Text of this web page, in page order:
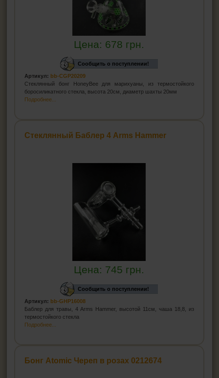
Цена: 678 грн.
Сообщить о поступлении!
Артикул: bb-CGP20209
Стеклянный бонг HoneyBee для марихуаны, из термостойкого
боросиликатного стекла, высота 20см, диаметр шахты 20мм
Подробнее...
Стеклянный Баблер 4 Arms Hammer
Цена: 745 грн.
Сообщить о поступлении!
Артикул: bb-GHP16008
Баблер для травы, 4 Arms Hammer, высотой 11см, чаша 18,8, из
термостойкого стекла
Подробнее...
Бонг Atomic Череп в розах 0212674